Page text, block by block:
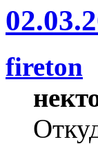
fireton